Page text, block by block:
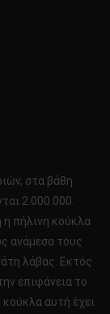
στα βάθη
2.000.000.
η πήλινη κούκλα
ανάμεσα τους
λάβας. Εκτός
επιφάνεια το
αυτή έχει